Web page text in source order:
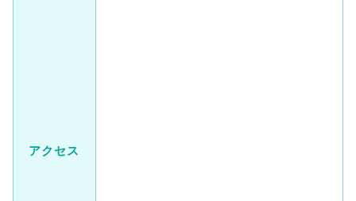
アクセス